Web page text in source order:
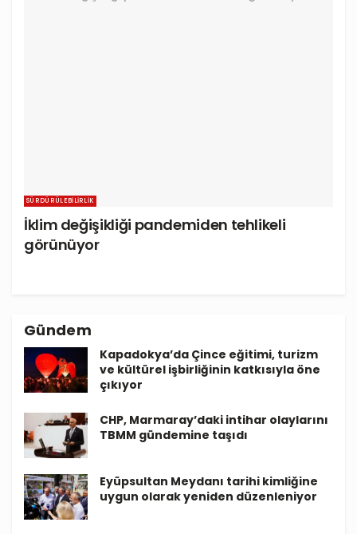
SÜRDÜRÜLEBILIRLIK
İklim değişikliği pandemiden tehlikeli
görünüyor
Gündem
Kapadokya’da Çince eğitimi, turizm
ve kültürel işbirliğinin katkısıyla öne
çıkıyor
CHP, Marmaray’daki intihar olaylarını
TBMM gündemine taşıdı
Eyüpsultan Meydanı tarihi kimliğine
uygun olarak yeniden düzenleniyor